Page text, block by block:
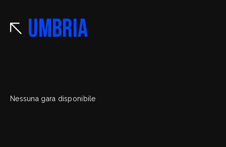
Comitati Regionali
FipOnLine
Umbria
Nessuna gara disponibile